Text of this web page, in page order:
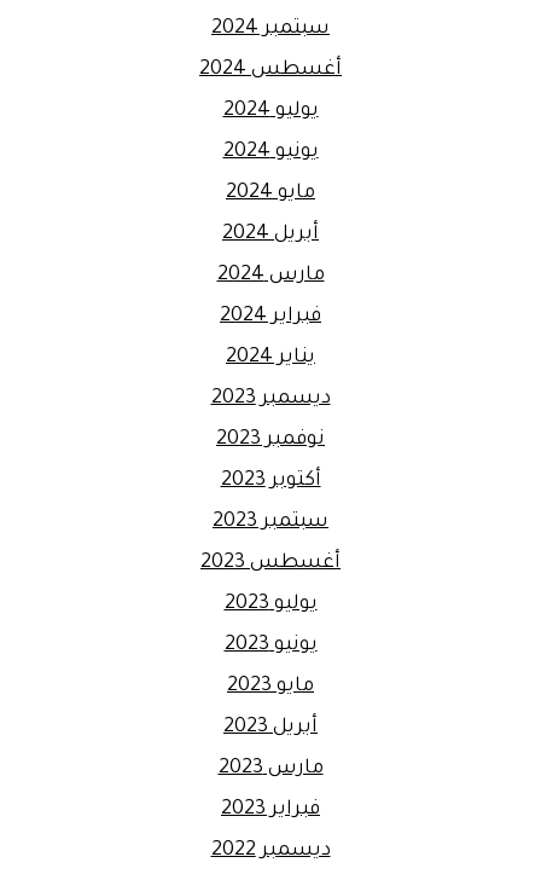
سبتمبر 2024
أغسطس 2024
يوليو 2024
يونيو 2024
مايو 2024
أبريل 2024
مارس 2024
فبراير 2024
يناير 2024
ديسمبر 2023
نوفمبر 2023
أكتوبر 2023
سبتمبر 2023
أغسطس 2023
يوليو 2023
يونيو 2023
مايو 2023
أبريل 2023
مارس 2023
فبراير 2023
ديسمبر 2022